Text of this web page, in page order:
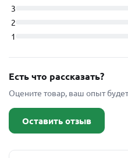
3
2
1
Есть что рассказать?
Оцените товар, ваш опыт
Оставить отзыв